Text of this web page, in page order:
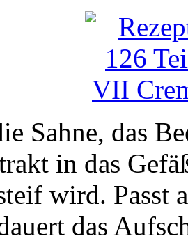
Sahne, das
in das
wird. Passt
das